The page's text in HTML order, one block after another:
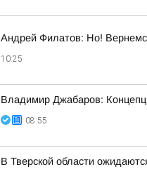
Андрей Филатов: Но!
10:25
Владимир Джабаров:
08:55
В Тверской области